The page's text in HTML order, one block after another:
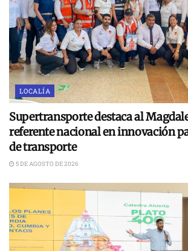
LOCALÍA
Supertransporte destaca al
referente nacional en innovación
de transporte
5 DE AGOSTO DE 2026